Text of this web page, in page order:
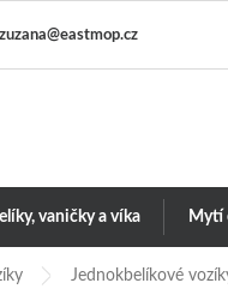
zuzana@eastmop.cz
vaničky a víka Mytí
Jednokbelíkové